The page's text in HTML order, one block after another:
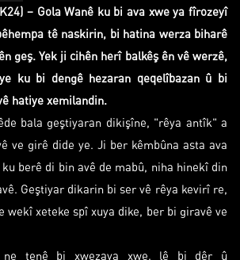
– Gola Wanê ku bi ava xwe ya fîrozeyî
tê naskirin, bi hatina werza biharê
geş. Yek ji cihên herî balkêş ên vê werzê,
ku bi dengê hezaran qeqelîbazan û bi
hatiye xemilandin.
bala geştiyaran dikişîne, "rêya antîk" a
ve girê dide ye. Ji ber kêmbûna asta ava
berê di bin avê de mabû, niha hinekî din
Geştiyar dikarin bi ser vê rêya kevirî re,
wekî xeteke spî xuya dike, ber bi giravê ve